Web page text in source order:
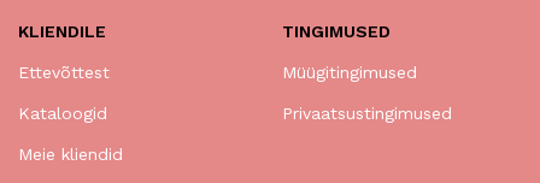
KLIENDILE
Ettevõttest
Kataloogid
Meie kliendid
TINGIMUSED
Müügitingimused
Privaatsustingimused